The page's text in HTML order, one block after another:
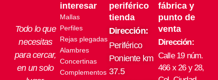
página
de
producto
Todo lo que
necesitas
para cercar,
en un solo
interesar
Mallas
Perfiles
Rejas plegadas
Alambres
Concertinas
Complementos
periférico
tienda
Dirección:
Periférico
Poniente km
37.5
fábrica y
punto de
venta
Dirección:
Calle 19 núm.
466 x 26 y 28,